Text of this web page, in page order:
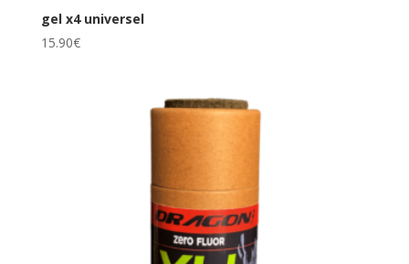
gel x4 universel
15.90€